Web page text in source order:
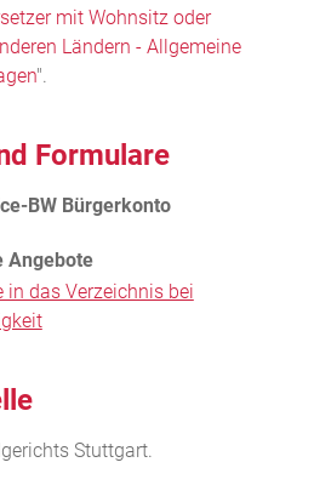
mit Wohnsitz oder
Ländern - Allgemeine
".
Formulare
das Verzeichnis bei
Stuttgart.